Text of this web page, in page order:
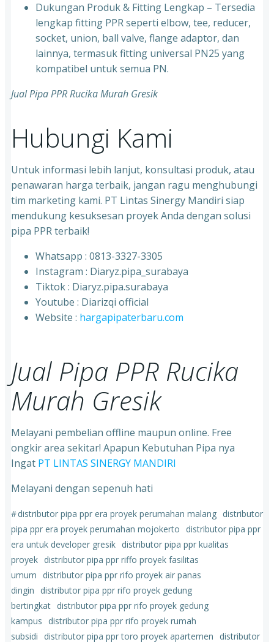
⁠Dukungan Produk & Fitting Lengkap – Tersedia
lengkap fitting PPR seperti elbow, tee, reducer,
socket, union, ball valve, flange adaptor, dan
lainnya, termasuk fitting universal PN25 yang
kompatibel untuk semua PN.
Jual Pipa PPR Rucika Murah Gresik
Hubungi Kami
Untuk informasi lebih lanjut, konsultasi produk, atau
penawaran harga terbaik, jangan ragu menghubungi
tim marketing kami. PT Lintas Sinergy Mandiri siap
mendukung kesuksesan proyek Anda dengan solusi
pipa PPR terbaik!
Whatsapp : 0813-3327-3305
⁠Instagram : Diaryz.pipa_surabaya
⁠Tiktok : Diaryz.pipa.surabaya
⁠Youtube : Diarizqi official
⁠Website : hargapipaterbaru.com
Jual Pipa PPR Rucika
Murah Gresik
Melayani pembelian offline maupun online. Free
ongkir area sekitar! Apapun Kebutuhan Pipa nya
Ingat PT LINTAS SINERGY MANDIRI
Melayani dengan sepenuh hati
#distributor pipa ppr era proyek perumahan malang distributor
pipa ppr era proyek perumahan mojokerto
distributor pipa ppr
era untuk developer gresik distributor pipa ppr kualitas
proyek distributor pipa ppr riffo proyek fasilitas
umum
distributor pipa ppr rifo proyek air panas
dingin
distributor pipa ppr rifo proyek gedung
bertingkat distributor pipa ppr rifo proyek gedung
kampus
distributor pipa ppr rifo proyek rumah
subsidi
distributor pipa ppr toro proyek apartemen distributor